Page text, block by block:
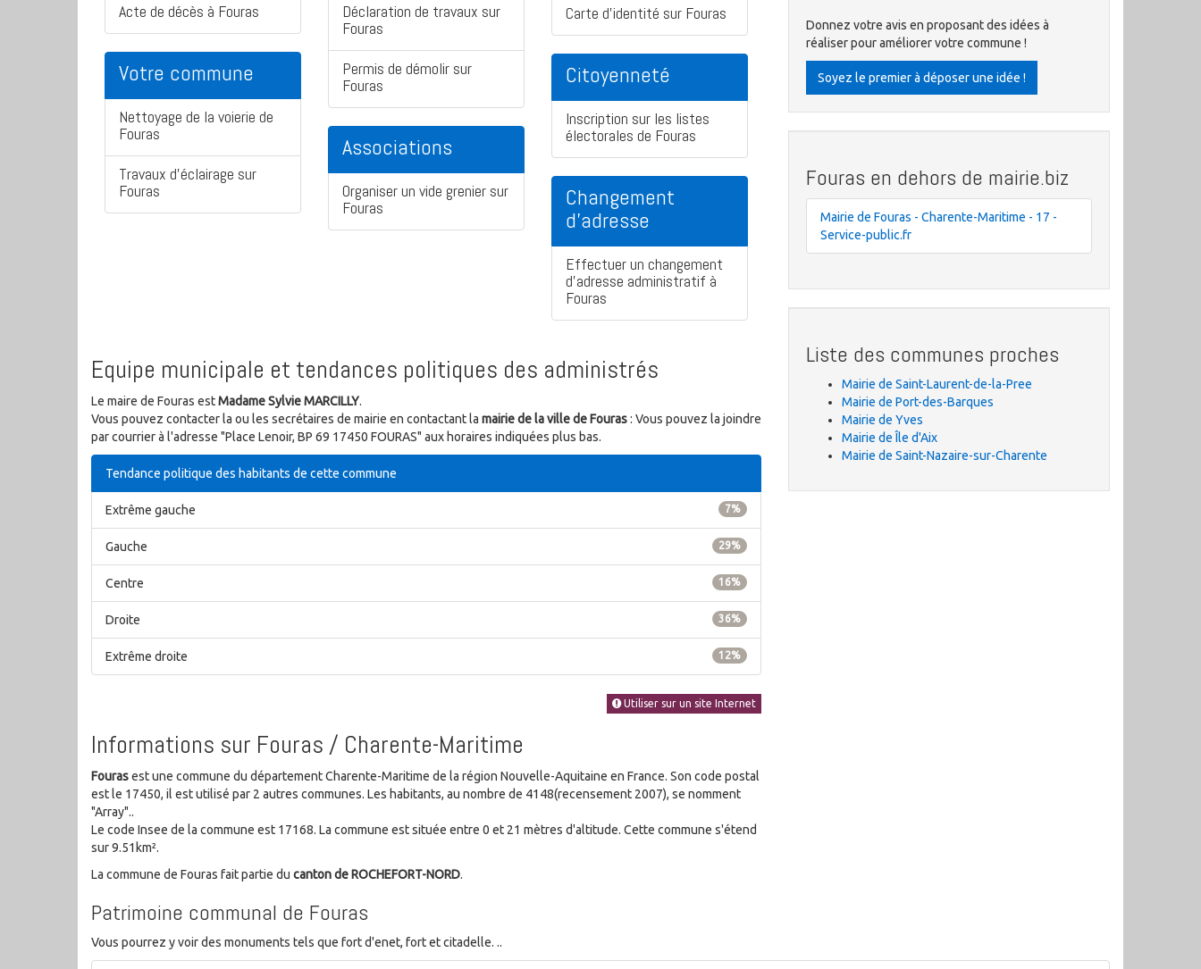
Acte de décès à Fouras
Votre commune
Nettoyage de la voierie de
Fouras
Travaux d'éclairage sur
Fouras
Déclaration de travaux sur
Fouras
Permis de démolir sur
Fouras
Associations
Organiser un vide grenier sur
Fouras
Carte d'identité sur Fouras
Citoyenneté
Inscription sur les listes
électorales de Fouras
Changement
d'adresse
Effectuer un changement
d'adresse administratif à
Fouras
Equipe municipale et tendances politiques des administrés
Le maire de Fouras estMadame Sylvie MARCILLY.
Vous pouvez contacter la ou les secrétaires de mairie en contactant la mairie de la ville de Fouras: Vous pouvez la joindre
par courrier à l'adresse "Place Lenoir, BP 69 17450 FOURAS" aux horaires indiquées plus bas.
Tendance politique des habitants de cette commune
7%
Extrême gauche
29%
Gauche
16%
Centre
36%
Droite
12%
Extrême droite
Utiliser sur un site Internet
Informations sur Fouras / Charente-Maritime
Fourasest une commune du département Charente-Maritime de la région Nouvelle-Aquitaine en France. Son code postal
est le 17450, il est utilisé par 2 autres communes. Les habitants, au nombre de 4148(recensement 2007), se nomment
"Array"..
Le code Insee de la commune est 17168. La commune est située entre 0 et 21 mètres d'altitude. Cette commune s'étend
sur 9.51km².
La commune de Fouras fait partie du canton de ROCHEFORT-NORD.
Patrimoine communal de Fouras
Vous pourrez y voir des monuments tels que fort d'enet, fort et citadelle. ..
Donnez votre avis en proposant des idées à
réaliser pour améliorer votre commune !
Soyez le premier à déposer une idée !
Fouras en dehors de mairie.biz
Mairie de Fouras - Charente-Maritime - 17 -
Service-public.fr
Liste des communes proches
Mairie de Saint-Laurent-de-la-Pree
Mairie de Port-des-Barques
Mairie de Yves
Mairie de Île d'Aix
Mairie de Saint-Nazaire-sur-Charente